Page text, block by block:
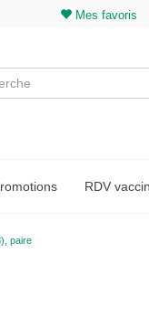
Mes favoris
RDV
paire